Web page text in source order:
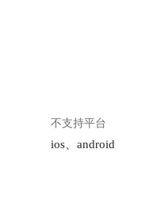
不支持平台
ios、android